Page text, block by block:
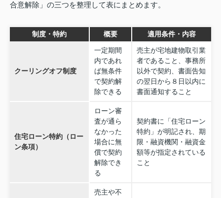
合意解除」の三つを整理して表にまとめます。
制度・特約 概要 適用条件・内容
クーリングオフ制度
一定期間
内であれ
ば無条件
で契約解
除できる
売主が宅地建物取引業
者であること、事務所
以外で契約、書面告知
の翌日から８日以内に
書面通知すること
住宅ローン特約（ロー
ン条項）
ローン審
査が通ら
なかった
場合に無
償で契約
解除でき
る
契約書に「住宅ローン
特約」が明記され、期
限・融資機関・融資金
額等が指定されている
こと
売主や不